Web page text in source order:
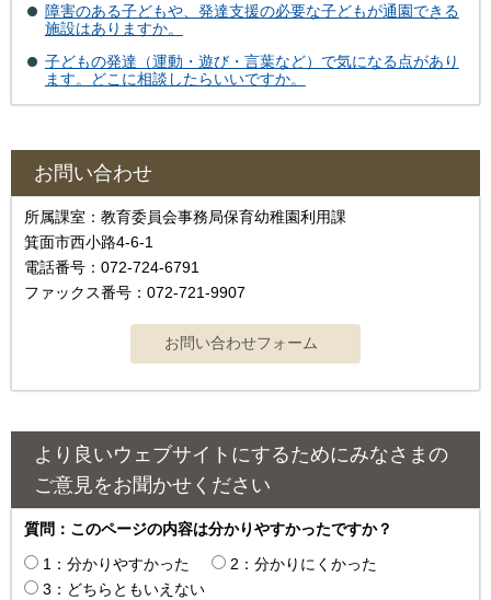
障害のある子どもや、発達支援の必要な子どもが通園できる
施設はありますか。
子どもの発達（運動・遊び・言葉など）で気になる点があり
ます。どこに相談したらいいですか。
お問い合わせ
所属課室：教育委員会事務局保育幼稚園利用課
箕面市西小路4‐6‐1
電話番号：072-724-6791
ファックス番号：072-721-9907
より良いウェブサイトにするためにみなさまの
ご意見をお聞かせください
質問：このページの内容は分かりやすかったですか？
1：分かりやすかった
2：分かりにくかった
3：どちらともいえない